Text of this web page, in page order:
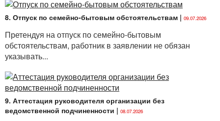
8. Отпуск по семейно-бытовым обстоятельствам | 09.07.2026
Претендуя на отпуск по семейно-бытовым
обстоятельствам, работник в заявлении не обязан
указывать...
9. Аттестация руководителя организации без
ведомственной подчиненности | 08.07.2026